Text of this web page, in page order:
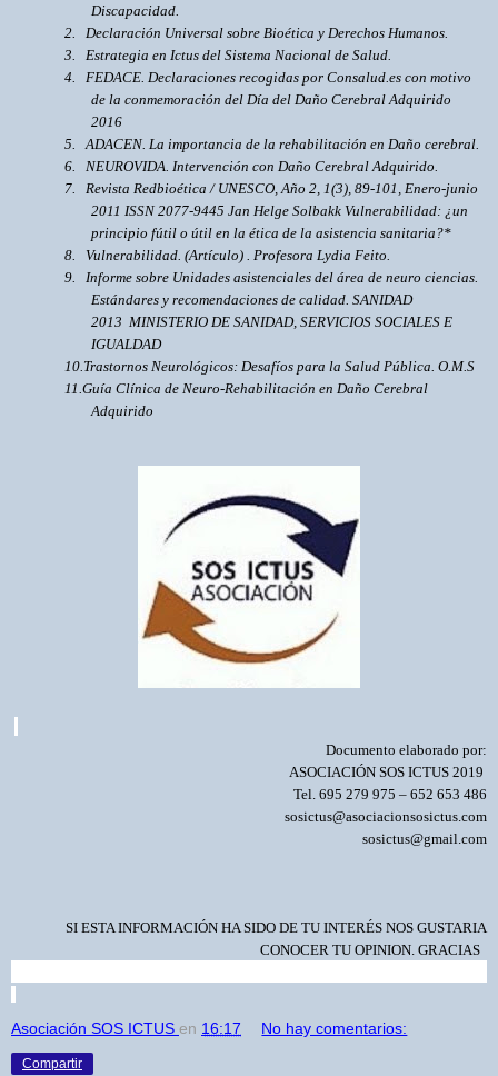
Discapacidad.
2.
Declaración Universal sobre Bioética y Derechos Humanos.
3.
Estrategia en Ictus del Sistema Nacional de Salud.
4.
FEDACE. Declaraciones recogidas por Consalud.es con motivo
de la conmemoración del Día del Daño Cerebral Adquirido
2016
5.
ADACEN. La importancia de la rehabilitación en Daño cerebral.
6.
NEUROVIDA. Intervención con Daño Cerebral Adquirido.
7.
Revista Redbioética / UNESCO, Año 2, 1(3), 89-101, Enero-junio
2011 ISSN 2077-9445 Jan Helge Solbakk Vulnerabilidad: ¿un
principio fútil o útil en la ética de la asistencia sanitaria?*
8.
Vulnerabilidad. (Artículo) . Profesora Lydia Feito.
9.
Informe sobre Unidades asistenciales del área de neuro ciencias.
Estándares y recomendaciones de calidad. SANIDAD
2013 MINISTERIO DE SANIDAD, SERVICIOS SOCIALES E
IGUALDAD
10. Trastornos Neurológicos: Desafíos para la Salud Pública. O.M.S
11. Guía Clínica de Neuro-Rehabilitación en Daño Cerebral
Adquirido
Documento elaborado por:
ASOCIACIÓN SOS ICTUS 2019
Tel. 695 279 975 – 652 653 486
sosictus@asociacionsosictus.com
sosictus@gmail.com
SI ESTA INFORMACIÓN HA SIDO DE TU INTERÉS NOS GUSTARIA
CONOCER TU OPINION. GRACIAS
Asociación SOS ICTUS en 16:17 No hay comentarios:
Compartir